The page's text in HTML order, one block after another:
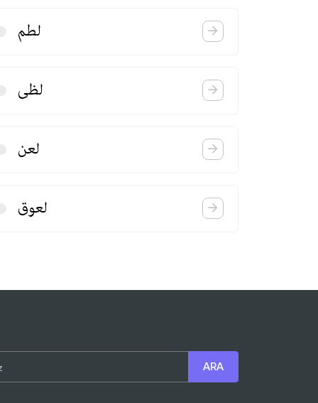
لطم
لظی
لعن
لعوق